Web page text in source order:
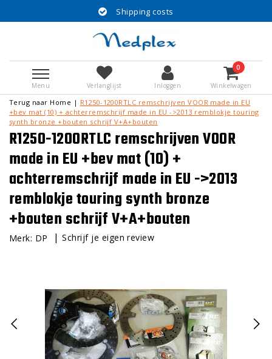
Shipping costs
Menu Verlanglijst Inloggen
0
Winkelwagen
Terug naar Home | R1250-1200RTLC remschrijven VOOR made in EU
+bev mat (10) + achterremschrijf made in EU ->2013 remblokje touring
synth bronze +bouten schrijf V+A+bouten
R1250-1200RTLC remschrijven VOOR
made in EU +bev mat (10) +
achterremschrijf made in EU ->2013
remblokje touring synth bronze
+bouten schrijf V+A+bouten
Merk: DP |Schrijf je eigen review